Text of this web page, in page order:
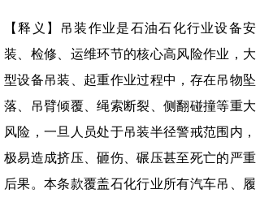
【释义】吊装作业是石油石化行业设备安
装、检修、运维环节的核心高风险作业，大
型设备吊装、起重作业过程中，存在吊物坠
落、吊臂倾覆、绳索断裂、侧翻碰撞等重大
风险，一旦人员处于吊装半径警戒范围内，
极易造成挤压、砸伤、碾压甚至死亡的严重
后果。本条款覆盖石化行业所有汽车吊、履